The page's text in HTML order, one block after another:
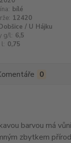
bílé
12420
/ U Hájku
g/l: 6,5
0,75
0
barvou má
zbytkem